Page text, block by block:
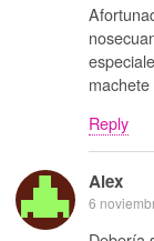
Reply
Alex
6